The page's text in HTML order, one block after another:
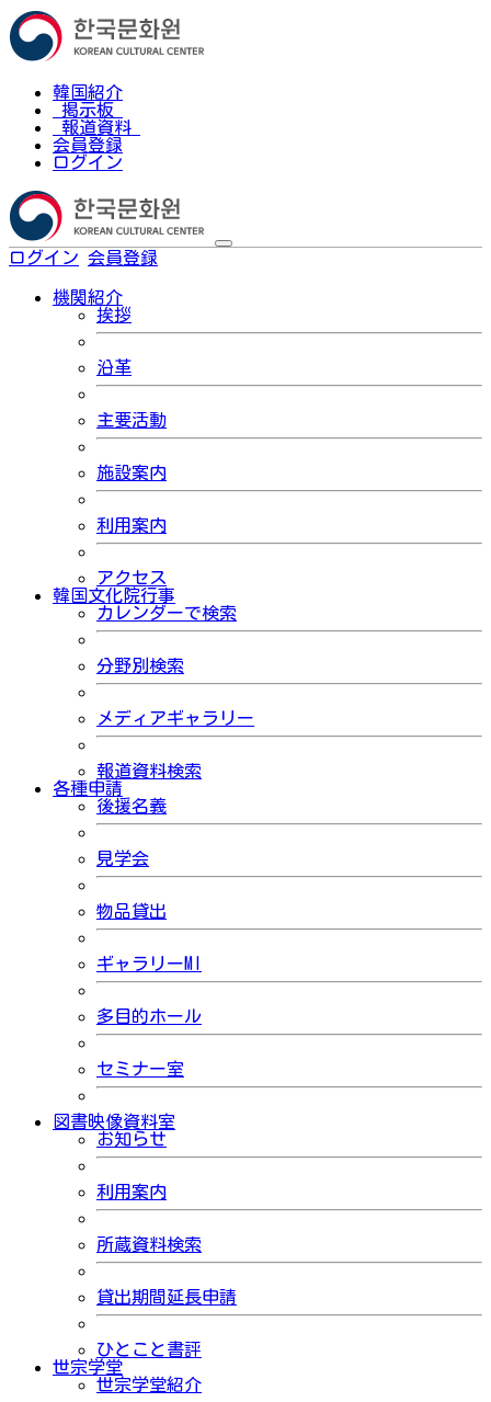
韓国紹介
掲示板
報道資料
会員登録
ログイン
ログイン 会員登録
機関紹介
挨拶
沿革
主要活動
施設案内
利用案内
アクセス
韓国文化院行事
カレンダーで検索
分野別検索
メディアギャラリー
報道資料検索
各種申請
後援名義
見学会
物品貸出
ギャラリーMI
多目的ホール
セミナー室
図書映像資料室
お知らせ
利用案内
所蔵資料検索
貸出期間延長申請
ひとこと書評
世宗学堂
世宗学堂紹介